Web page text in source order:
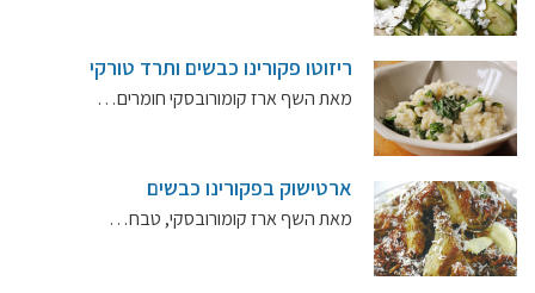
סקירת מחקרים
חלב ומוצריו
רכיבים תזונתיים
חלב לכל גיל
בריאות העצם
חלב וספורט
ריזוטו פקורינו כבשים ותרד טורקי
מאת השף ארז קומורובסקי חומרים…
ארטישוק בפקורינו כבשים
מאת השף ארז קומורובסקי, טבח…